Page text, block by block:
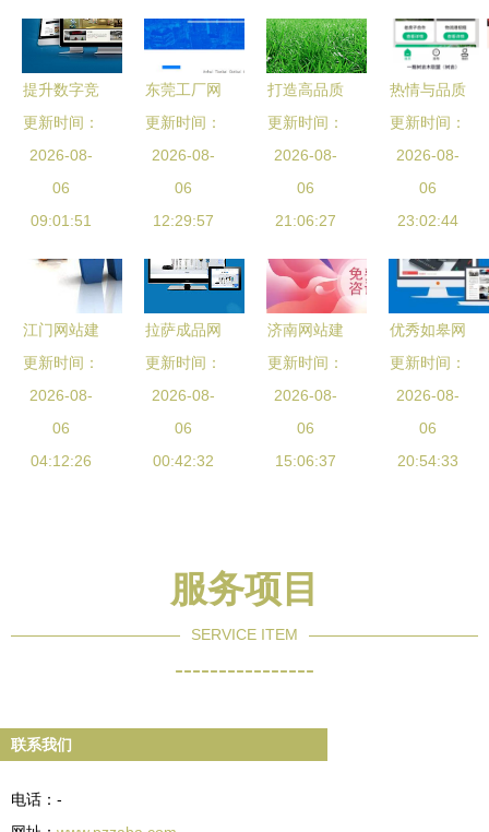
提升数字竞
争力 石家
庄网站建设
服务的专业
指南
更新时间：
2026-08-
06
09:01:51
东莞工厂网
站制作精选
与青岛外放
手工活工厂
全攻略
更新时间：
2026-08-
06
12:29:57
打造高品质
网站建设项
目 六大核
心服务解析
【用科技为
Step2】
更新时间：
2026-08-
06
21:06:27
热情与品质
并重 珠海
网站建设推
广服务的核
心价值
更新时间：
2026-08-
06
23:02:44
江门网站建
设定制指南
广东网站建
设价格与服
务全解析
更新时间：
2026-08-
06
04:12:26
拉萨成品网
站建设 专
业、高效、
贴心的网站
建设服务
更新时间：
2026-08-
06
00:42:32
济南网站建
设服务指南
选择专业公
司，打造卓
越线上平台
更新时间：
2026-08-
06
15:06:37
优秀如皋网
站建设网络
公司能为企
业带来的核
心优势
更新时间：
2026-08-
06
20:54:33
服务项目
SERVICE ITEM
----------------
联系我们
电话：-